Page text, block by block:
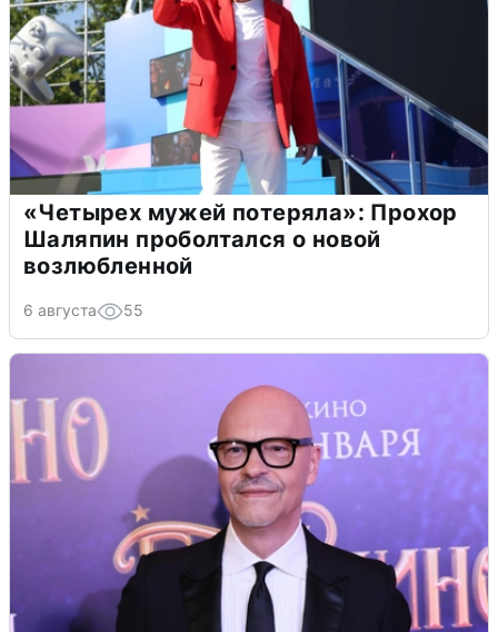
«Четырех мужей потеряла»: Прохор
Шаляпин проболтался о новой
возлюбленной
6 августа 55